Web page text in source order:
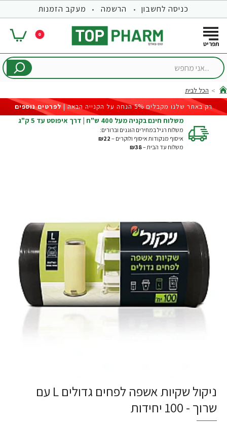
כניסה לחשבון הרשמה מעקב הזמנות
0
...אני
home
הכל לבית
רק באתר שלנו מקבלים 5% הנחה על הקנייה הבאה |
לפרטים נוספים
משלוח חינם בקניה מעל 400 ש"ח | דרך איפוסט עד 5 ק"ג
משלוח רגיל במחירים הוגנים וברורים:
איסוף מנקודות איסוף ולוקרים – ₪22
משלוח עד הבית –₪38
ניקול שקיות אשפה לפחים גדולים L עם
שרוך - 100 יחידות